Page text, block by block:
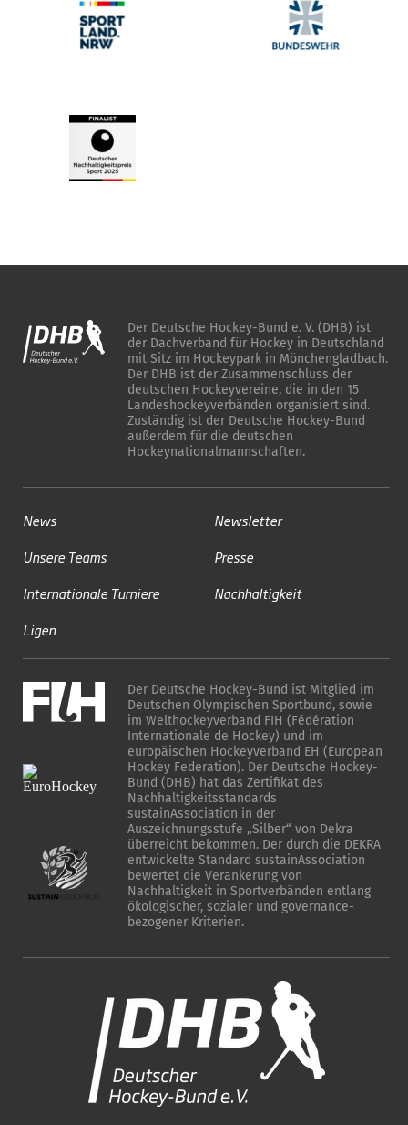
Der Deutsche Hockey-Bund e. V. (DHB) ist
der Dachverband für Hockey in Deutschland
mit Sitz im Hockeypark in Mönchengladbach.
Der DHB ist der Zusammenschluss der
deutschen Hockeyvereine, die in den 15
Landeshockeyverbänden organisiert sind.
Zuständig ist der Deutsche Hockey-Bund
außerdem für die deutschen
Hockeynationalmannschaften.
News
Unsere Teams
Internationale Turniere
Ligen
Newsletter
Presse
Nachhaltigkeit
Der Deutsche Hockey-Bund ist Mitglied im
Deutschen Olympischen Sportbund, sowie
im Welthockeyverband FIH (Fédération
Internationale de Hockey) und im
europäischen Hockeyverband EH (European
Hockey Federation). Der Deutsche Hockey-
Bund (DHB) hat das Zertifikat des
Nachhaltigkeitsstandards
sustainAssociation in der
Auszeichnungsstufe „Silber“ von Dekra
überreicht bekommen. Der durch die DEKRA
entwickelte Standard sustainAssociation
bewertet die Verankerung von
Nachhaltigkeit in Sportverbänden entlang
ökologischer, sozialer und governance-
bezogener Kriterien.